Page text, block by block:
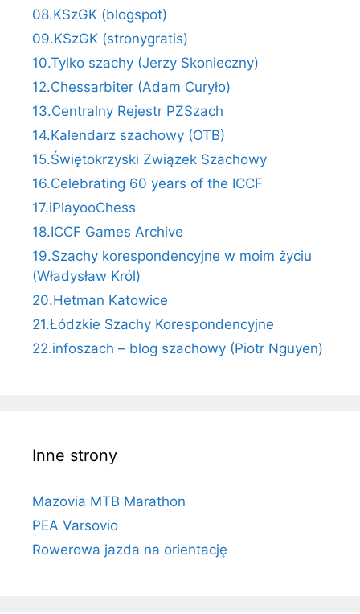
08.KSzGK (blogspot)
09.KSzGK (stronygratis)
10.Tylko szachy (Jerzy Skonieczny)
12.Chessarbiter (Adam Curyło)
13.Centralny Rejestr PZSzach
14.Kalendarz szachowy (OTB)
15.Świętokrzyski Związek Szachowy
16.Celebrating 60 years of the ICCF
17.iPlayooChess
18.ICCF Games Archive
19.Szachy korespondencyjne w moim życiu
(Władysław Król)
20.Hetman Katowice
21.Łódzkie Szachy Korespondencyjne
22.infoszach – blog szachowy (Piotr Nguyen)
Inne strony
Mazovia MTB Marathon
PEA Varsovio
Rowerowa jazda na orientację